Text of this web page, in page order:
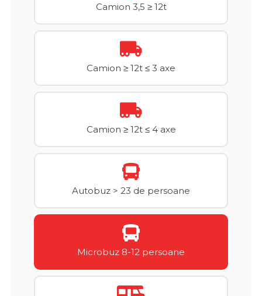
Camion 3,5 ≥ 12t
Camion ≥ 12t ≤ 3 axe
Camion ≥ 12t ≤ 4 axe
Autobuz > 23 de persoane
Microbuz 8-12 persoane